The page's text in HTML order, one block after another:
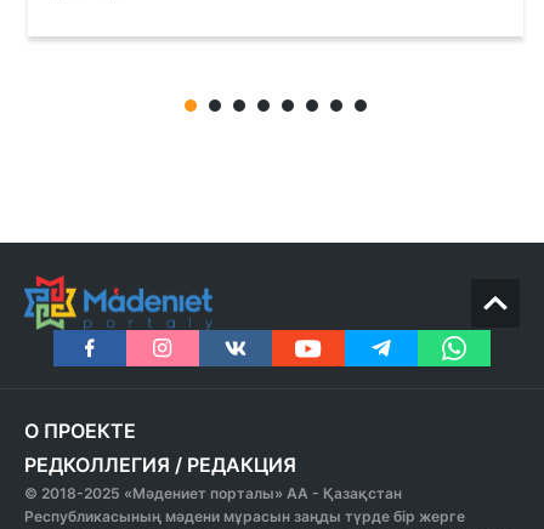
О ПРОЕКТЕ
РЕДКОЛЛЕГИЯ / РЕДАКЦИЯ
© 2018-2025 «Мәдениет порталы» АА - Қазақстан
Республикасының мәдени мұрасын заңды түрде бір жерге